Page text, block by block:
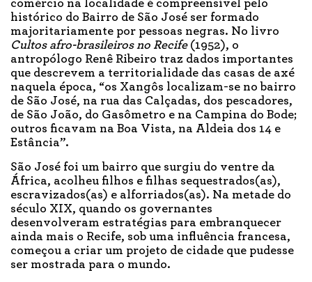
comércio na localidade é compreensível pelo
histórico do Bairro de São José ser formado
majoritariamente por pessoas negras. No livro
Cultos afro-brasileiros no Recife(1952), o
antropólogo Renê Ribeiro traz dados importantes
que descrevem a territorialidade das casas de axé
naquela época, “os Xangôs localizam-se no bairro
de São José, na rua das Calçadas, dos pescadores,
de São João, do Gasômetro e na Campina do Bode;
outros ficavam na Boa Vista, na Aldeia dos 14 e
Estância”.
São José foi um bairro que surgiu do ventre da
África, acolheu filhos e filhas sequestrados(as),
escravizados(as) e alforriados(as). Na metade do
século XIX, quando os governantes
desenvolveram estratégias para embranquecer
ainda mais o Recife, sob uma influência francesa,
começou a criar um projeto de cidade que pudesse
ser mostrada para o mundo.